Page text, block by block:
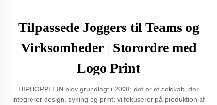
Tilpassede Joggers til Teams og
Virksomheder | Storordre med
Logo Print
HIPHOPPLEIN blev grundlagt i 2008; det er et selskab, der
integrerer design, syning og print; vi fokuserer på produktion af